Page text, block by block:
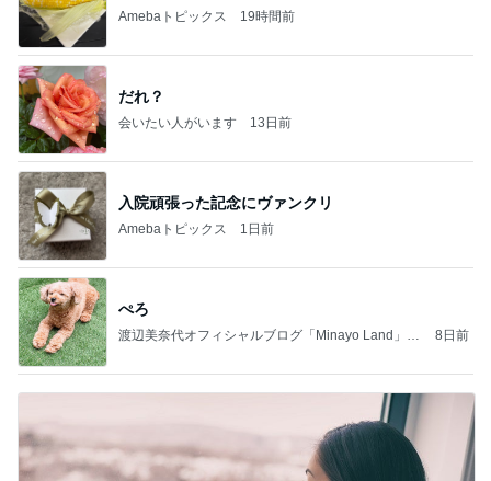
Amebaトピックス 19時間前
だれ？
会いたい人がいます 13日前
入院頑張った記念にヴァンクリ
Amebaトピックス 1日前
ぺろ
渡辺美奈代オフィシャルブログ「Minayo Land」P
8日前